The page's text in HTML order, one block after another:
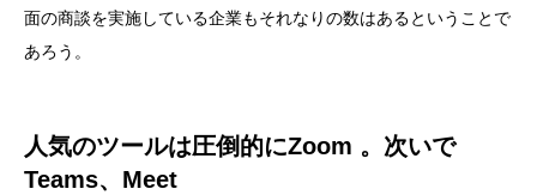
面の商談を実施している企業もそれなりの数はあるということで
あろう。
人気のツールは圧倒的にZoom 。次いで
Teams、Meet